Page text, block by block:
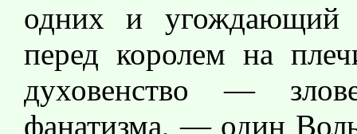
одних и угождающий
перед королем на
духовенство —
фанатизма, — один